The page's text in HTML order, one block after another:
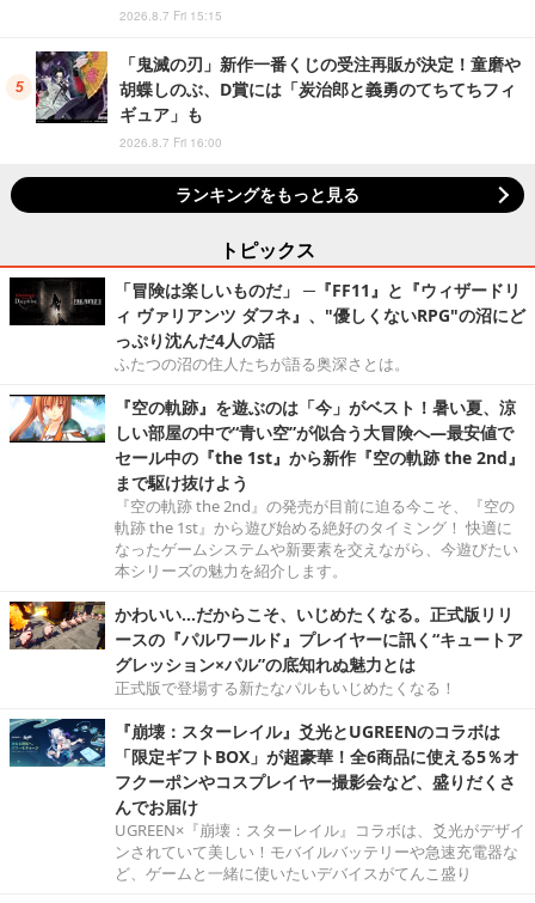
2026.8.7 Fri 15:15
「鬼滅の刃」新作一番くじの受注再販が決定！童磨や
胡蝶しのぶ、D賞には「炭治郎と義勇のてちてちフィ
ギュア」も
2026.8.7 Fri 16:00
ランキングをもっと見る
トピックス
「冒険は楽しいものだ」 ─『FF11』と『ウィザードリ
ィ ヴァリアンツ ダフネ』、"優しくないRPG"の沼にど
っぷり沈んだ4人の話
ふたつの沼の住人たちが語る奥深さとは。
『空の軌跡』を遊ぶのは「今」がベスト！暑い夏、涼
しい部屋の中で“青い空”が似合う大冒険へ―最安値で
セール中の『the 1st』から新作『空の軌跡 the 2nd』
まで駆け抜けよう
『空の軌跡 the 2nd』の発売が目前に迫る今こそ、『空の
軌跡 the 1st』から遊び始める絶好のタイミング！ 快適に
なったゲームシステムや新要素を交えながら、今遊びたい
本シリーズの魅力を紹介します。
かわいい…だからこそ、いじめたくなる。正式版リリ
ースの『パルワールド』プレイヤーに訊く“キュートア
グレッション×パル”の底知れぬ魅力とは
正式版で登場する新たなパルもいじめたくなる！
『崩壊：スターレイル』爻光とUGREENのコラボは
「限定ギフトBOX」が超豪華！全6商品に使える5％オ
フクーポンやコスプレイヤー撮影会など、盛りだくさ
んでお届け
UGREEN×『崩壊：スターレイル』コラボは、爻光がデザイ
ンされていて美しい！モバイルバッテリーや急速充電器な
ど、ゲームと一緒に使いたいデバイスがてんこ盛り